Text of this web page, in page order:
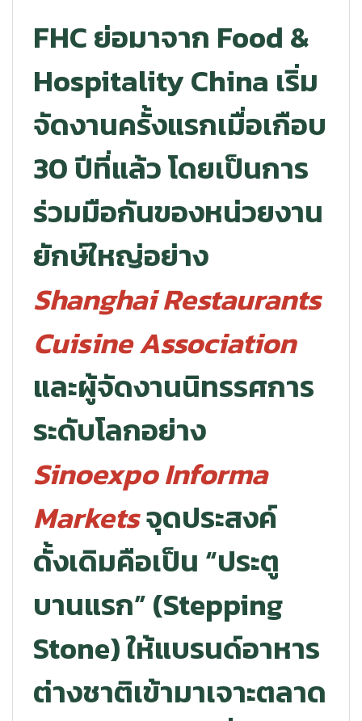
FHC ย่อมาจาก Food &
Hospitality China เริ่ม
จัดงานครั้งแรกเมื่อเกือบ
30 ปีที่แล้ว โดยเป็นการ
ร่วมมือกันของหน่วยงาน
ยักษ์ใหญ่อย่าง
Shanghai Restaurants
Cuisine Association
และผู้จัดงานนิทรรศการ
ระดับโลกอย่าง
Sinoexpo Informa
Marketsจุดประสงค์
ดั้งเดิมคือเป็น “ประตู
บานแรก” (Stepping
Stone) ให้แบรนด์อาหาร
ต่างชาติเข้ามาเจาะตลาด